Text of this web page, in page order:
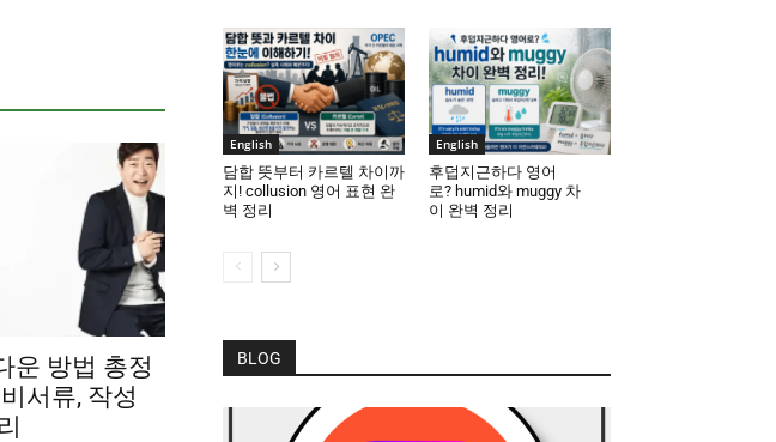
운 방법 총정
서류, 작성
English
담합 뜻부터 카르텔 차이까
지! collusion 영어 표현 완
벽 정리
English
후덥지근하다 영어
로? humid와 muggy 차
이 완벽 정리
BLOG